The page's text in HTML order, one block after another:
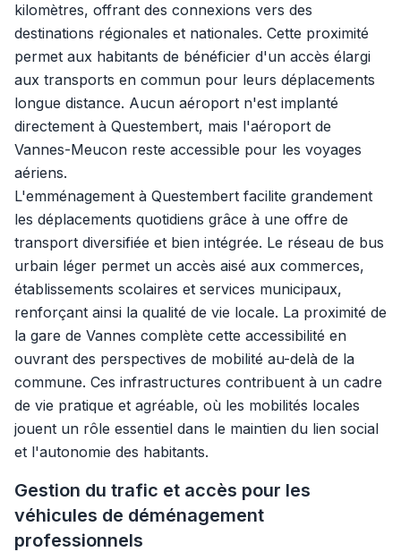
kilomètres, offrant des connexions vers des
destinations régionales et nationales. Cette proximité
permet aux habitants de bénéficier d'un accès élargi
aux transports en commun pour leurs déplacements
longue distance. Aucun aéroport n'est implanté
directement à Questembert, mais l'aéroport de
Vannes-Meucon reste accessible pour les voyages
aériens.
L'emménagement à Questembert facilite grandement
les déplacements quotidiens grâce à une offre de
transport diversifiée et bien intégrée. Le réseau de bus
urbain léger permet un accès aisé aux commerces,
établissements scolaires et services municipaux,
renforçant ainsi la qualité de vie locale. La proximité de
la gare de Vannes complète cette accessibilité en
ouvrant des perspectives de mobilité au-delà de la
commune. Ces infrastructures contribuent à un cadre
de vie pratique et agréable, où les mobilités locales
jouent un rôle essentiel dans le maintien du lien social
et l'autonomie des habitants.
Gestion du trafic et accès pour les
véhicules de déménagement
professionnels